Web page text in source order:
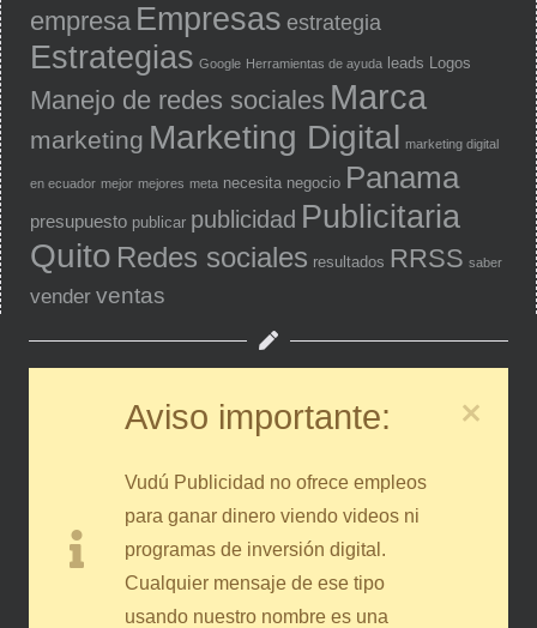
empresa Empresas estrategia
Estrategias Google Herramientas de ayuda leads Logos
Manejo de redes sociales Marca
marketing Marketing Digital marketing digital
en ecuador mejor mejores meta necesita negocio Panama
presupuesto publicar publicidad Publicitaria
Quito Redes sociales resultados RRSS saber
vender ventas
Aviso importante:
Vudú Publicidad no ofrece empleos
para ganar dinero viendo videos ni
programas de inversión digital.
Cualquier mensaje de ese tipo
usando nuestro nombre es una